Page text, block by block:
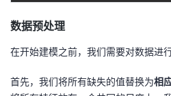
技
的
数据预处理
在开始建模之前，我们需要对数据进⾏
⾸先，我们将所有缺失的值替换为相